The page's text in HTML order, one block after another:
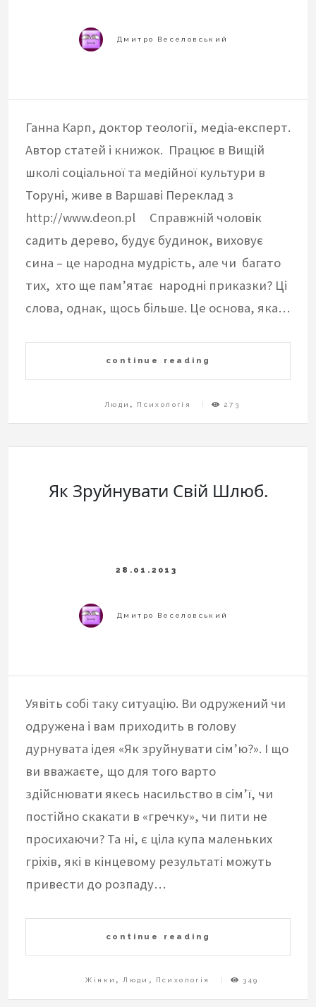
Ганна Карп, доктор теології, медіа-експерт.
Автор статей і книжок. Працює в Вищій
школі соціальної та медійної культури в
Торуні, живе в Варшаві Переклад з
http://www.deon.pl Справжній чоловік
садить дерево, будує будинок, виховує
сина – це народна мудрість, але чи багато
тих, хто ще пам’ятає народні приказки? Ці
слова, однак, щось більше. Це основа, яка…
continue reading
Люди , Психологія 273
Як Зруйнувати Свій Шлюб.
Уявіть собі таку ситуацію. Ви одружений чи
одружена і вам приходить в голову
дурнувата ідея «Як зруйнувати сім’ю?». І що
ви вважаєте, що для того варто
здійснювати якесь насильство в сім’ї, чи
постійно скакати в «гречку», чи пити не
просихаючи? Та ні, є ціла купа маленьких
гріхів, які в кінцевому результаті можуть
привести до розпаду…
continue reading
Жінки ,Люди , Психологія 349